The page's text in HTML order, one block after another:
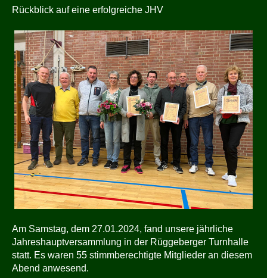
Rückblick auf eine erfolgreiche JHV
Am Samstag, dem 27.01.2024, fand unsere jährliche
Jahreshauptversammlung in der Rüggeberger Turnhalle
statt. Es waren 55 stimmberechtigte Mitglieder an diesem
Abend anwesend.